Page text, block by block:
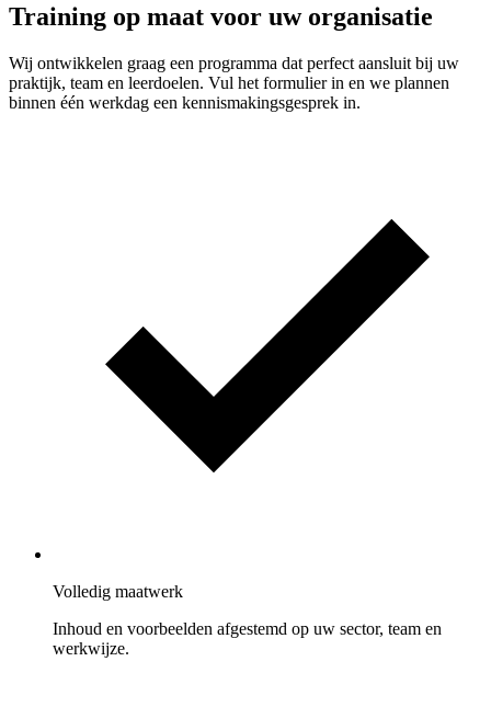
Training op maat voor uw organisatie
Wij ontwikkelen graag een programma dat perfect aansluit bij uw
praktijk, team en leerdoelen. Vul het formulier in en we plannen
binnen één werkdag een kennismakingsgesprek in.
Volledig maatwerk
Inhoud en voorbeelden afgestemd op uw sector, team en
werkwijze.